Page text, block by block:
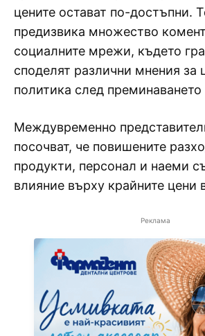
цените остават по-достъпни.
предизвика множество
социалните мрежи, където
споделят различни мнения за
политика след
Междувременно
посочват, че повишените
продукти, персонал и наеми
влияние върху крайните цени
Реклама